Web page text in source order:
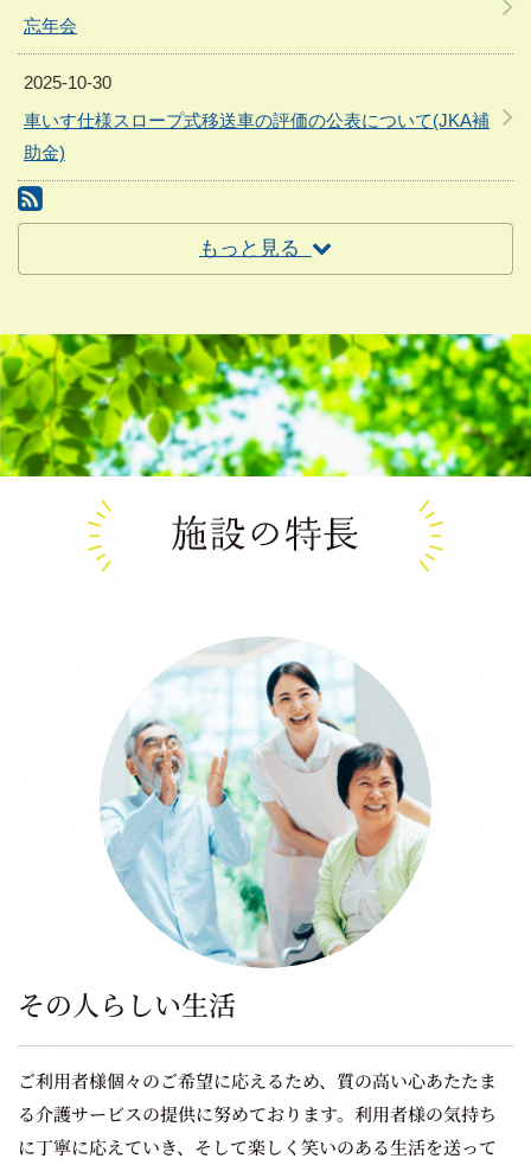
忘年会
2025-10-30
車いす仕様スロープ式移送車の評価の公表について(JKA補
助金)
RSS(別ウィンドウで開きます)
もっと見る
その人らしい生活
ご利用者様個々のご希望に応えるため、質の高い心あたたま
る介護サービスの提供に努めております。利用者様の気持ち
に丁寧に応えていき、そして楽しく笑いのある生活を送って